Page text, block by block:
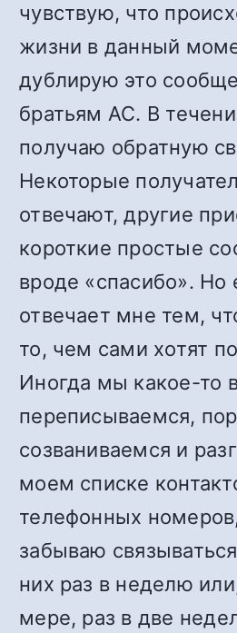
чувствую, что
жизни в данный
дублирую это
братьям АС. В
получаю обратную
Некоторые
отвечают, другие
короткие простые
вроде «спасибо». Но
отвечает мне тем,
то, чем сами хотят
Иногда мы какое-то
переписываемся,
созваниваемся и
моем списке
телефонных
забываю
них раз в неделю
мере, раз в две